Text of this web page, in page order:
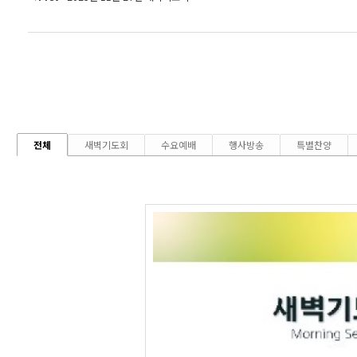
전체 새벽기도회 수요예배 행사방송 특별찬양